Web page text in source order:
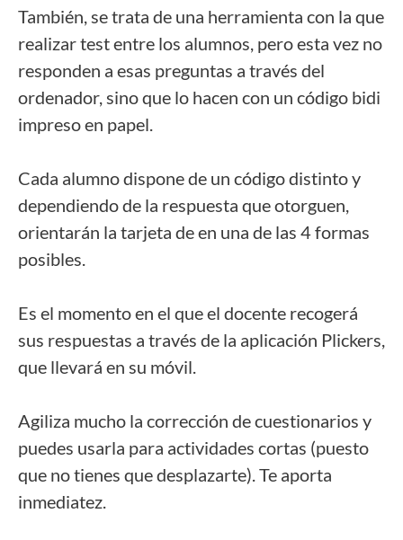
También, se trata de una herramienta con la que
realizar test entre los alumnos, pero esta vez no
responden a esas preguntas a través del
ordenador, sino que lo hacen con un código bidi
impreso en papel.
Cada alumno dispone de un código distinto y
dependiendo de la respuesta que otorguen,
orientarán la tarjeta de en una de las 4 formas
posibles.
Es el momento en el que el docente recogerá
sus respuestas a través de la aplicación Plickers,
que llevará en su móvil.
Agiliza mucho la corrección de cuestionarios y
puedes usarla para actividades cortas (puesto
que no tienes que desplazarte). Te aporta
inmediatez.